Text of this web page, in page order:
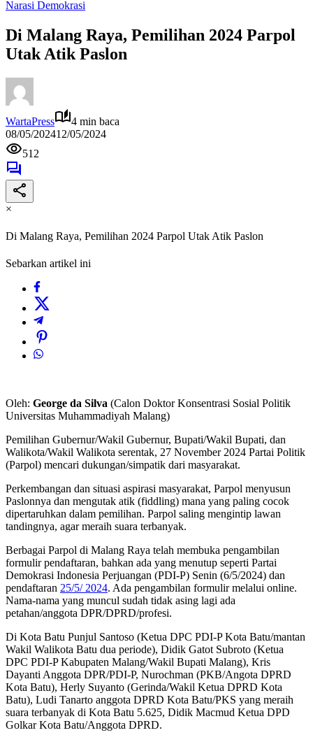
Narasi Demokrasi
Di Malang Raya, Pemilihan 2024 Parpol
Utak Atik Paslon
WartaPress
4 min baca
08/05/202412/05/2024
512
×
Di Malang Raya, Pemilihan 2024 Parpol Utak Atik Paslon
Sebarkan artikel ini
Oleh: George da Silva (Calon Doktor Konsentrasi Sosial Politik
Universitas Muhammadiyah Malang)
Pemilihan Gubernur/Wakil Gubernur, Bupati/Wakil Bupati, dan
Walikota/Wakil Walikota serentak, 27 November 2024 Partai Politik
(Parpol) mencari dukungan/simpatik dari masyarakat.
Perkembangan dan situasi aspirasi masyarakat, Parpol menyusun
Paslonnya dan mengutak atik (fiddling) mana yang paling cocok
dipertaruhkan dalam pemilihan. Parpol saling mengintip lawan
tandingnya, agar meraih suara terbanyak.
Berbagai Parpol di Malang Raya telah membuka pengambilan
formulir pendaftaran, bahkan ada yang menutup seperti Partai
Demokrasi Indonesia Perjuangan (PDI-P) Senin (6/5/2024) dan
pendaftaran 25/5/ 2024. Ada pengambilan formulir melalui online.
Nama-nama yang muncul sudah tidak asing lagi ada
petahan/anggota DPR/DPRD/profesi.
Di Kota Batu Punjul Santoso (Ketua DPC PDI-P Kota Batu/mantan
Wakil Walikota Batu dua periode), Didik Gatot Subroto (Ketua
DPC PDI-P Kabupaten Malang/Wakil Bupati Malang), Kris
Dayanti Anggota DPR/PDI-P, Nurochman (PKB/Angota DPRD
Kota Batu), Herly Suyanto (Gerinda/Wakil Ketua DPRD Kota
Batu), Ludi Tanarto anggota DPRD Kota Batu/PKS yang meraih
suara terbanyak di Kota Batu 5.625, Didik Macmud Ketua DPD
Golkar Kota Batu/Anggota DPRD.